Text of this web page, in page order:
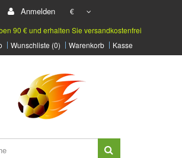
Anmelden
€
90 € und erhalten Sie versandkostenfrei
Wunschliste (0) Warenkorb Kasse